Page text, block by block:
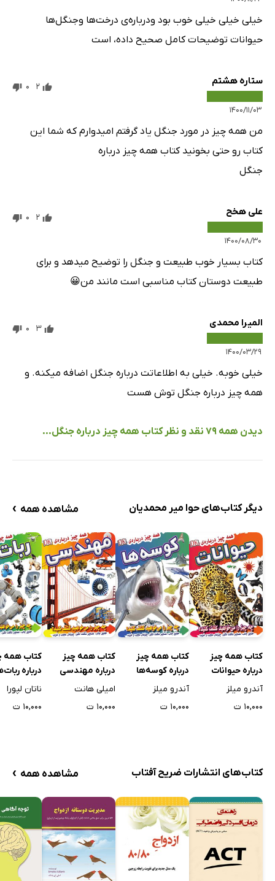
خیلی خیلی خیلی خوب بود ودرباره‌ی درخت‌ها وجنگل‌ها
حیوانات توضیحات کامل صحیح داده، است
ستاره هشتم
۱۴۰۰/۱۱/۰۳
2
0
من همه چیز در مورد جنگل یاد گرفتم امیدوارم که شما این
کتاب رو حتی بخونید کتاب همه چیز درباره
جنگل
علی هخح
۱۴۰۰/۰۸/۳۰
2
0
کتاب بسیار خوب طبیعت و جنگل را توضیح میدهد و برای
طبیعت دوستان کتاب مناسبی است مانند من😀
المیرا محمدی
۱۴۰۰/۰۳/۲۹
3
0
خیلی خوبه. خیلی به اطلاعاتت درباره جنگل اضافه میکنه. و
همه چیز درباره جنگل توش هست
دیدن همه 79 نقد و نظر کتاب همه چیز درباره جنگل...
دیگر کتاب‌های حوا میر محمدیان مشاهده همه ›
کتاب همه چیز
درباره حیوانات
آندرو میلز
۱۰,۰۰۰ ت
کتاب همه چیز
درباره کوسه‌ها
آندرو میلز
۱۰,۰۰۰ ت
کتاب همه چیز
درباره مهندسی
امیلی هانت
۱۰,۰۰۰ ت
کتاب همه
درباره
ناتان لپورا
۱۰,۰۰۰ ت
کتاب‌های انتشارات ضریح آفتاب مشاهده همه ›